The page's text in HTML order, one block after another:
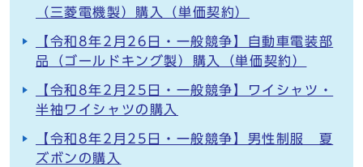
（三菱電機製）購入（単価契約）
【令和8年2月26日・一般競争】自動車電装部
品（ゴールドキング製）購入（単価契約）
【令和8年2月25日・一般競争】ワイシャツ・
半袖ワイシャツの購入
【令和8年2月25日・一般競争】男性制服 夏
ズボンの購入